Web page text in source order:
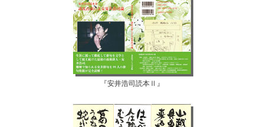
『安井浩司読本Ⅱ』